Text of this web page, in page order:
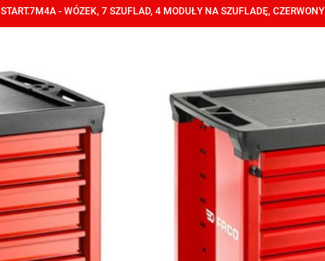
START.7M4A - WÓZEK, 7 SZUFLAD, 4 MODUŁY NA SZUFLADĘ, CZERWONY